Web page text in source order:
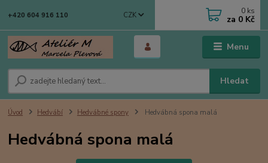
Menu
CZK
Hledat
+420 604 916 110 0 ks
za 0 Kč
Úvod Hedvábí Hedvábné spony Hedvábná spona malá
Hedvábná spona malá